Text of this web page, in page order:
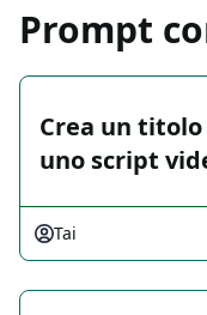
Prompt
Crea un
uno script
Tai